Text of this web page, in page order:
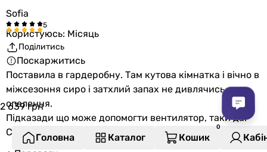
Sofia
Користуюсь: Місяць
Поділитись
Поскаржитись
Поставила в гардеробну. Там кутова кімнатка і вічно в
міжсезоння сиро і затхлий запах не дивлячись н а
опалення.
Підказади що може допомогти вентилятор, таки да.
Спасибі консультанту Богдану за допомогу у виборі :)
2 639грн
Головна Каталог Кошик